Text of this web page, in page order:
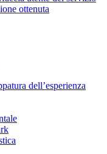
ottenuta
dell’esperienza